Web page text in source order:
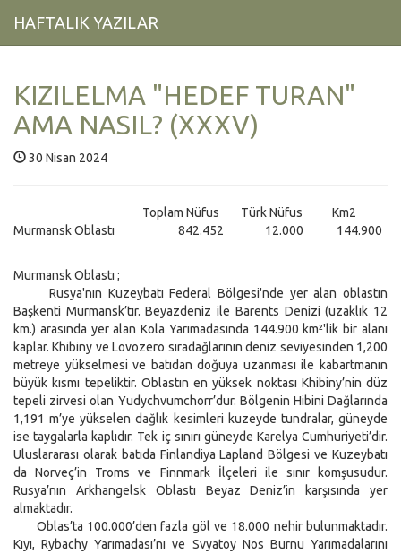
HAFTALIK YAZILAR
KIZILELMA "HEDEF TURAN"
AMA NASIL? (XXXV)
30 Nisan 2024
Toplam Nüfus Türk Nüfus Km2
Murmansk Oblastı 842.452 12.000 144.900
Murmansk Oblastı ;
Rusya'nın Kuzeybatı Federal Bölgesi'nde yer alan oblastın
Başkenti Murmansk’tır. Beyazdeniz ile Barents Denizi (uzaklık 12
km.) arasında yer alan Kola Yarımadasında 144.900 km²'lik bir alanı
kaplar. Khibiny ve Lovozero sıradağlarının deniz seviyesinden 1,200
metreye yükselmesi ve batıdan doğuya uzanması ile kabartmanın
büyük kısmı tepeliktir. Oblastın en yüksek noktası Khibiny’nin düz
tepeli zirvesi olan Yudychvumchorr’dur. Bölgenin Hibini Dağlarında
1,191 m’ye yükselen dağlık kesimleri kuzeyde tundralar, güneyde
ise taygalarla kaplıdır. Tek iç sınırı güneyde Karelya Cumhuriyeti’dir.
Uluslararası olarak batıda Finlandiya Lapland Bölgesi ve Kuzeybatı
da Norveç’in Troms ve Finnmark İlçeleri ile sınır komşusudur.
Rusya’nın Arkhangelsk Oblastı Beyaz Deniz’in karşısında yer
almaktadır.
Oblas’ta 100.000’den fazla göl ve 18.000 nehir bulunmaktadır.
Kıyı, Rybachy Yarımadası’nı ve Svyatoy Nos Burnu Yarımadalarını